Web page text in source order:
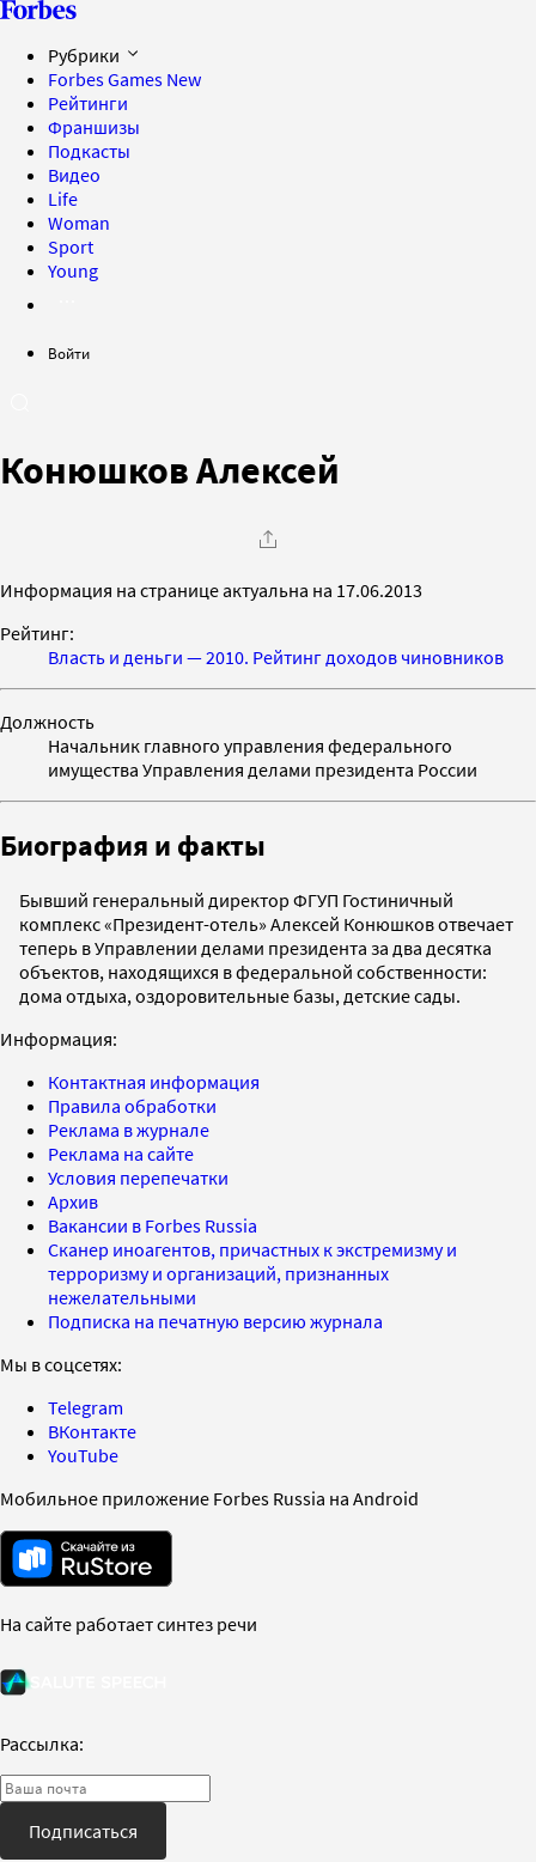
Рубрики
Forbes Games New
Рейтинги
Франшизы
Подкасты
Видео
Life
Woman
Sport
Young
Войти
Конюшков Алексей
Информация на странице актуальна на 17.06.2013
Рейтинг:
Власть и деньги — 2010. Рейтинг доходов чиновников
Должность
Начальник главного управления федерального
имущества Управления делами президента России
Биография и факты
Бывший генеральный директор ФГУП Гостиничный
комплекс «Президент-отель» Алексей Конюшков отвечает
теперь в Управлении делами президента за два десятка
объектов, находящихся в федеральной собственности:
дома отдыха, оздоровительные базы, детские сады.
Информация:
Контактная информация
Правила обработки
Реклама в журнале
Реклама на сайте
Условия перепечатки
Архив
Вакансии в Forbes Russia
Сканер иноагентов, причастных к экстремизму и
терроризму и организаций, признанных
нежелательными
Подписка на печатную версию журнала
Мы в соцсетях:
Telegram
ВКонтакте
YouTube
Мобильное приложение Forbes Russia на Android
На сайте работает синтез речи
Рассылка:
Подписаться